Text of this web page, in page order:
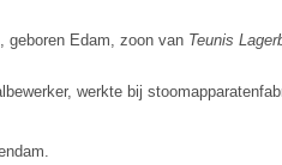
, geboren Edam, zoon van Teunis
werkte bij